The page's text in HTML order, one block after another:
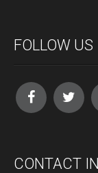
FOLLOW US
CONTACT